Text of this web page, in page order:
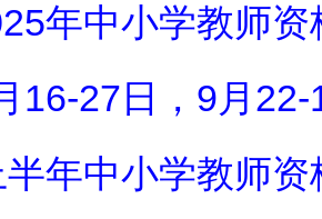
年中小学教师
16-27日，9月
年中小学教师